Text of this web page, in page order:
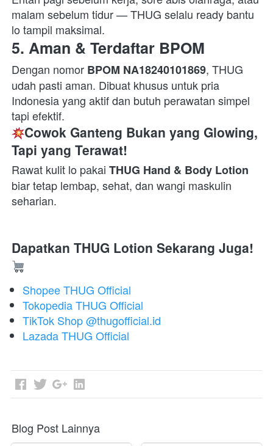
malam sebelum tidur — THUG selalu ready bantu
lo tampil maksimal.
5. Aman & Terdaftar BPOM
Dengan nomor BPOM NA18240101869, THUG
udah pasti aman. Dibuat khusus untuk pria
Indonesia yang aktif dan butuh perawatan simpel
tapi efektif.
Cowok Ganteng Bukan yang Glowing,
Tapi yang Terawat!
Rawat kulit lo pakai THUG Hand & Body Lotion
biar tetap lembap, sehat, dan wangi maskulin
seharian.
Dapatkan THUG Lotion Sekarang Juga!
Shopee THUG Official
Tokopedia THUG Official
TikTok Shop @thugofficial.id
Lazada THUG Official
Blog Post Lainnya